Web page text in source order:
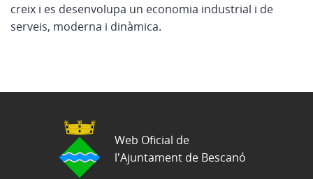
creix i es desenvolupa un economia industrial i de
serveis, moderna i dinàmica.
Web Oficial de
l'Ajuntament de Bescanó